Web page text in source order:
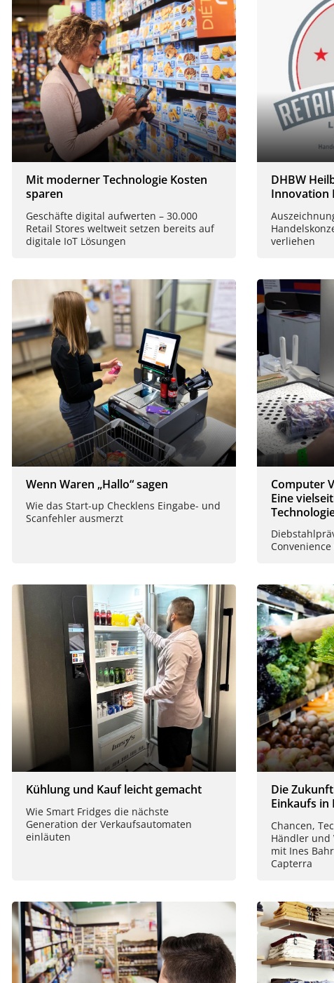
Mit moderner Technologie Kosten
sparen
Geschäfte digital aufwerten – 30.000
Retail Stores weltweit setzen bereits auf
digitale IoT Lösungen
DHBW
Innovation
verliehen
Wenn Waren „Hallo“ sagen
Wie das Start-up Checklens Eingabe- und
Scanfehler ausmerzt
Computer
Eine
Kühlung und Kauf leicht gemacht
Wie Smart Fridges die nächste
Generation der Verkaufsautomaten
einläuten
Die
Einkaufs in
Chancen,
Händler und
mit Ines
Capterra